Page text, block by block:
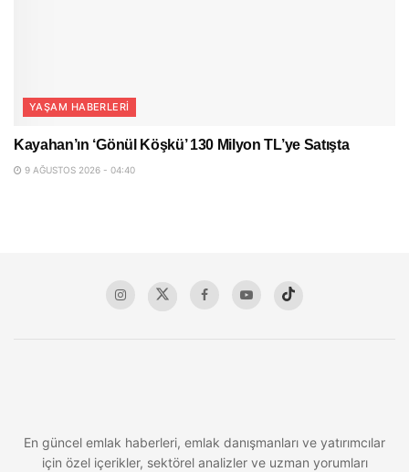
YAŞAM HABERLERI
Kayahan’ın ‘Gönül Köşkü’ 130 Milyon TL’ye Satışta
9 AĞUSTOS 2026 - 04:40
En güncel emlak haberleri, emlak danışmanları ve yatırımcılar
için özel içerikler, sektörel analizler ve uzman yorumları